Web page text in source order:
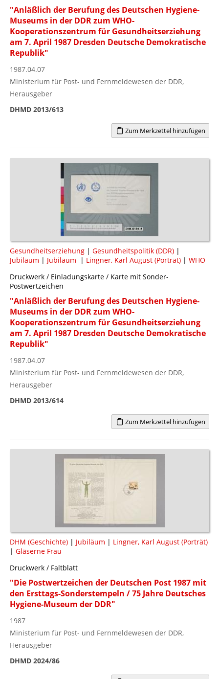
"Anläßlich der Berufung des Deutschen Hygiene-
Museums in der DDR zum WHO-
Kooperationszentrum für Gesundheitserziehung
am 7. April 1987 Dresden Deutsche Demokratische
Republik"
1987.04.07
Ministerium für Post- und Fernmeldewesen der DDR,
Herausgeber
DHMD 2013/613
Zum Merkzettel hinzufügen
Gesundheitserziehung | Gesundheitspolitik (DDR) |
Jubiläum | Jubiläum | Lingner, Karl August (Porträt) | WHO
Druckwerk / Einladungskarte / Karte mit Sonder-
Postwertzeichen
"Anläßlich der Berufung des Deutschen Hygiene-
Museums in der DDR zum WHO-
Kooperationszentrum für Gesundheitserziehung
am 7. April 1987 Dresden Deutsche Demokratische
Republik"
1987.04.07
Ministerium für Post- und Fernmeldewesen der DDR,
Herausgeber
DHMD 2013/614
Zum Merkzettel hinzufügen
DHM (Geschichte) | Jubiläum | Lingner, Karl August (Porträt)
| Gläserne Frau
Druckwerk / Faltblatt
"Die Postwertzeichen der Deutschen Post 1987 mit
den Ersttags-Sonderstempeln / 75 Jahre Deutsches
Hygiene-Museum der DDR"
1987
Ministerium für Post- und Fernmeldewesen der DDR,
Herausgeber
DHMD 2024/86